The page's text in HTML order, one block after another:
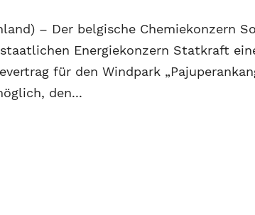
– Der belgische Chemiekonzern
Energiekonzern Statkraft
für den Windpark
den...